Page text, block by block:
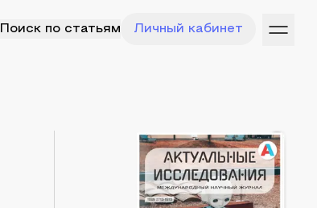
Поиск по статьям Личный кабинет